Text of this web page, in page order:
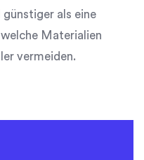
als eine
Materialien
vermeiden.